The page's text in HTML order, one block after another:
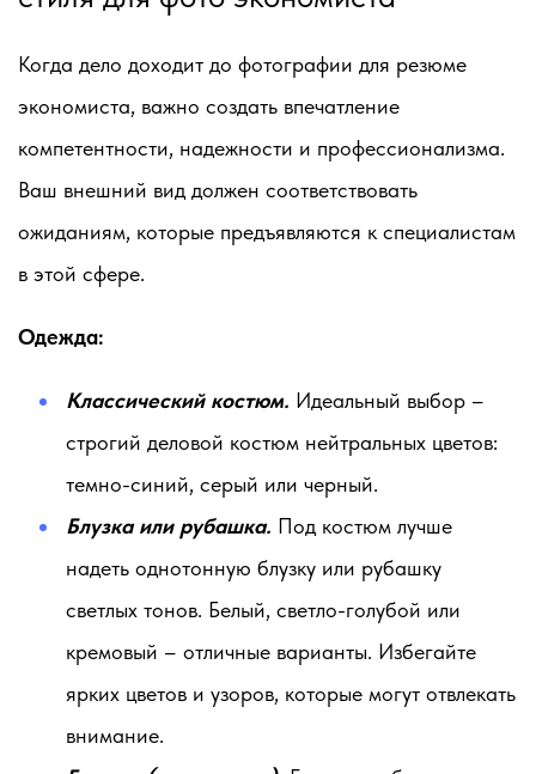
Когда дело доходит до фотографии для резюме
экономиста, важно создать впечатление
компетентности, надежности и профессионализма.
Ваш внешний вид должен соответствовать
ожиданиям, которые предъявляются к специалистам
в этой сфере.
Одежда:
Классический костюм. Идеальный выбор –
строгий деловой костюм нейтральных цветов:
темно-синий, серый или черный.
Блузка или рубашка. Под костюм лучше
надеть однотонную блузку или рубашку
светлых тонов. Белый, светло-голубой или
кремовый – отличные варианты. Избегайте
ярких цветов и узоров, которые могут отвлекать
внимание.